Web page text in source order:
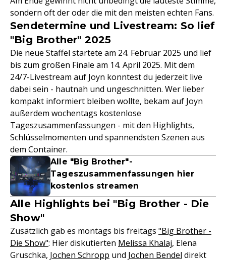
sondern oft der oder die mit den meisten echten Fans.
Sendetermine und Livestream: So lief
"Big Brother" 2025
Die neue Staffel startete am 24. Februar 2025 und lief
bis zum großen Finale am 14. April 2025. Mit dem
24/7-Livestream auf Joyn konntest du jederzeit live
dabei sein - hautnah und ungeschnitten. Wer lieber
kompakt informiert bleiben wollte, bekam auf Joyn
außerdem wochentags kostenlose
Tageszusammenfassungen - mit den Highlights,
Schlüsselmomenten und spannendsten Szenen aus
dem Container.
Alle "Big Brother"-
Tageszusammenfassungen hier
kostenlos streamen
Alle Highlights bei "Big Brother - Die
Show"
Zusätzlich gab es montags bis freitags "Big Brother -
Die Show": Hier diskutierten Melissa Khalaj, Elena
Gruschka, Jochen Schropp und Jochen Bendel direkt